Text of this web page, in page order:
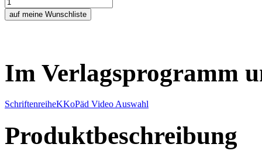
Im Verlagsprogramm
SchriftenreiheKKoPäd Video Auswahl
Produktbeschreibung